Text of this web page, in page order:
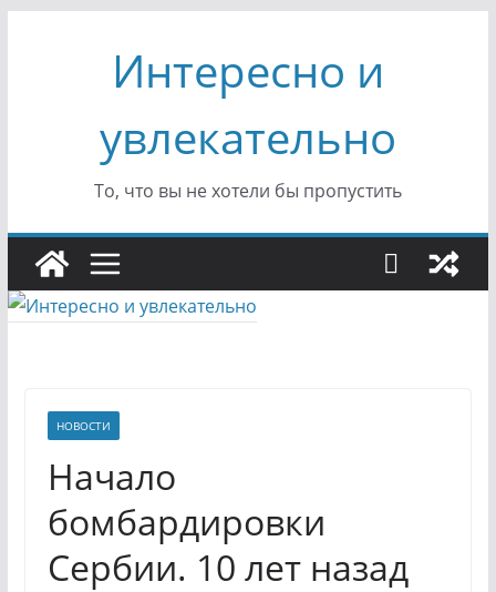
содержимомуИнтересно и
увлекательно
То, что вы не хотели бы пропустить
НОВОСТИ
Начало
бомбардировки
Сербии. 10 лет назад